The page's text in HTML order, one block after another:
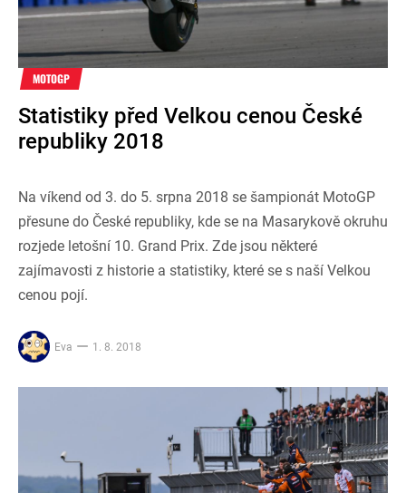
MOTOGP
Statistiky před Velkou cenou České
republiky 2018
Na víkend od 3. do 5. srpna 2018 se šampionát MotoGP
přesune do České republiky, kde se na Masarykově okruhu
rozjede letošní 10. Grand Prix. Zde jsou některé
zajímavosti z historie a statistiky, které se s naší Velkou
cenou pojí.
Eva 1. 8. 2018